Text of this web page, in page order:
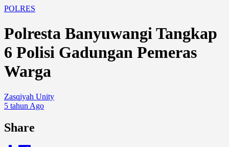
POLRES
Polresta Banyuwangi Tangkap
6 Polisi Gadungan Pemeras
Warga
Zasqiyah Unity
5 tahun Ago
Share